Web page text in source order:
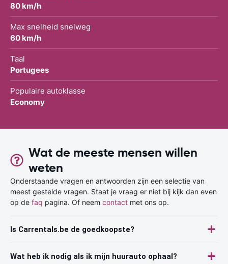
80 km/h
Max snelheid snelweg
60 km/h
Taal
Portugees
Populaire autoklasse
Economy
Wat de meeste mensen willen
weten
Onderstaande vragen en antwoorden zijn een selectie van
meest gestelde vragen. Staat je vraag er niet bij kijk dan even
op de faq pagina. Of neem contact met ons op.
Is Carrentals.be de goedkoopste?
Wat heb ik nodig als ik mijn huurauto ophaal?